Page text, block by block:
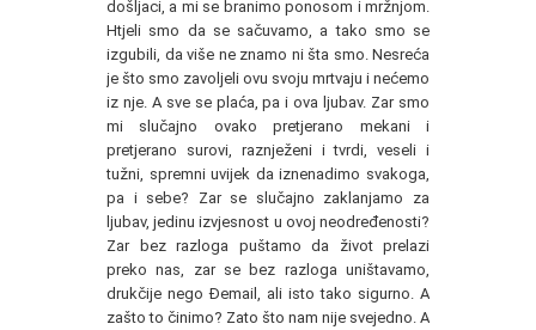
došljaci, a mi se branimo ponosom i mržnjom.
Htjeli smo da se sačuvamo, a tako smo se
izgubili, da više ne znamo ni šta smo. Nesreća
je što smo zavoljeli ovu svoju mrtvaju i nećemo
iz nje. A sve se plaća, pa i ova ljubav. Zar smo
mi slučajno ovako pretjerano mekani i
pretjerano surovi, raznježeni i tvrdi, veseli i
tužni, spremni uvijek da iznenadimo svakoga,
pa i sebe? Zar se slučajno zaklanjamo za
ljubav, jedinu izvjesnost u ovoj neodređenosti?
Zar bez razloga puštamo da život prelazi
preko nas, zar se bez razloga uništavamo,
drukčije nego Ðemail, ali isto tako sigurno. A
zašto to činimo? Zato što nam nije svejedno. A